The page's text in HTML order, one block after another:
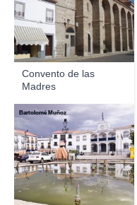
Convento de las
Madres
Bartolomé Muñoz